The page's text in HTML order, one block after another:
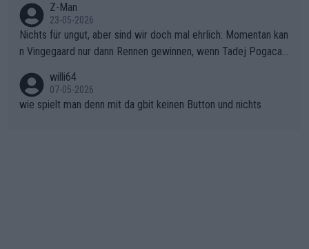
onkurrentin die "zweite Luft" schenkt, ist der Schaden am Ber
g kaum noch zu reparieren.Vor uns liegt nun das große Finale R
ichtung Nizza. Niewiadoma hat psychologisch Oberwasser, ab
er SD Worx und Vollering müssen jetzt All-In gehen. (gregman
n)
Z-Man
23-05-2026
Nichts für ungut, aber sind wir doch mal ehrlich: Momentan kan
n Vingegaard nur dann Rennen gewinnen, wenn Tadej Pogacar
willi64
07-05-2026
wie spielt man denn mit da gbit keinen Button und nichts